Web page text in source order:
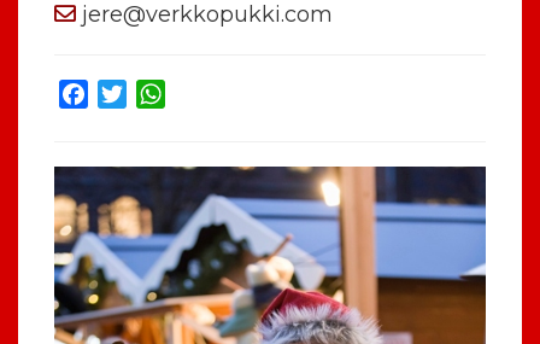
jere@verkkopukki.com
Facebook
Twitter